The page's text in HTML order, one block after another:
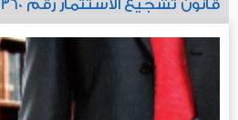
قانون تشجيع الاستثمار رقم 360